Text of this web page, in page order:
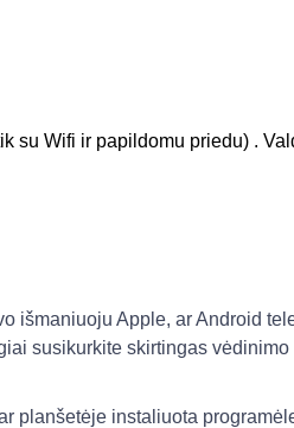
su Wifi ir papildomu priedu) .
išmaniuoju Apple, ar Android
susikurkite skirtingas
planšetėje instaliuota